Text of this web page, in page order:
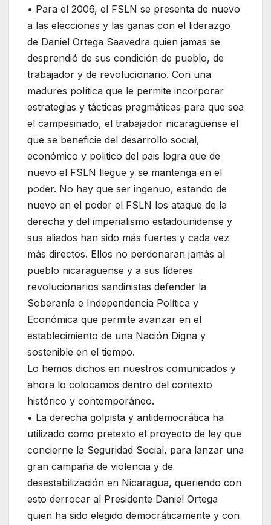
• Para el 2006, el FSLN se presenta de nuevo
a las elecciones y las ganas con el liderazgo
de Daniel Ortega Saavedra quien jamas se
desprendió de sus condición de pueblo, de
trabajador y de revolucionario. Con una
madures política que le permite incorporar
estrategias y tácticas pragmáticas para que sea
el campesinado, el trabajador nicaragüense el
que se beneficie del desarrollo social,
económico y politico del pais logra que de
nuevo el FSLN llegue y se mantenga en el
poder. No hay que ser ingenuo, estando de
nuevo en el poder el FSLN los ataque de la
derecha y del imperialismo estadounidense y
sus aliados han sido más fuertes y cada vez
más directos. Ellos no perdonaran jamás al
pueblo nicaragüense y a sus líderes
revolucionarios sandinistas defender la
Soberanía e Independencia Política y
Económica que permite avanzar en el
establecimiento de una Nación Digna y
sostenible en el tiempo.
Lo hemos dichos en nuestros comunicados y
ahora lo colocamos dentro del contexto
histórico y contemporáneo.
• La derecha golpista y antidemocrática ha
utilizado como pretexto el proyecto de ley que
concierne la Seguridad Social, para lanzar una
gran campaña de violencia y de
desestabilización en Nicaragua, queriendo con
esto derrocar al Presidente Daniel Ortega
quien ha sido elegido democráticamente y con